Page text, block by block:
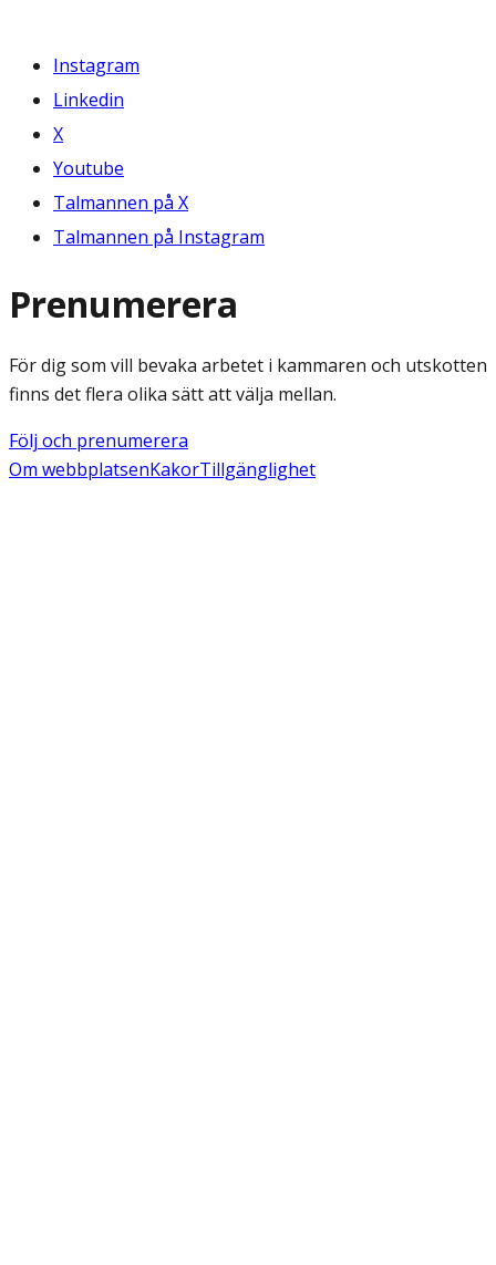
Instagram
Linkedin
X
Youtube
Talmannen på X
Talmannen på Instagram
Prenumerera
För dig som vill bevaka arbetet i kammaren och utskotten
finns det flera olika sätt att välja mellan.
Följ och prenumerera
Om webbplatsenKakorTillgänglighet